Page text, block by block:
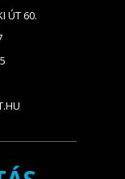
ÚT 60.